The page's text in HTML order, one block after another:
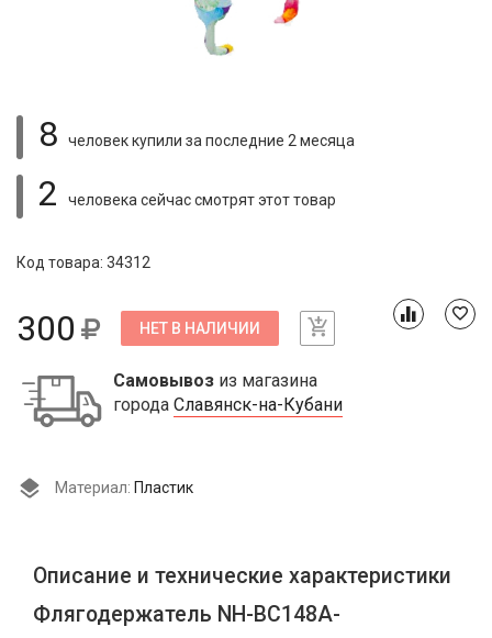
8 человек купили за последние 2 месяца
2 человека сейчас смотрятэтот товар
Код товара: 34312
300 НЕТ В НАЛИЧИИ
Самовывоз из магазина
города Славянск-на-Кубани
Материал: Пластик
Описание и технические характеристики
Флягодержатель NH-ВС148А-